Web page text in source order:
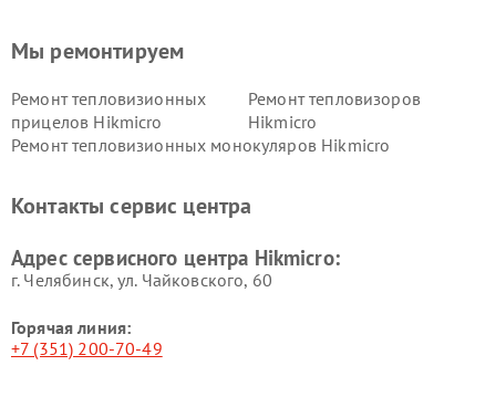
Мы ремонтируем
Ремонт тепловизионных
прицелов Hikmicro
Ремонт тепловизоров
Hikmicro
Ремонт тепловизионных монокуляров Hikmicro
Контакты сервис центра
Адрес сервисного центра Hikmicro:
г. Челябинск, ул. Чайковского, 60
Горячая линия:
+7 (351) 200-70-49